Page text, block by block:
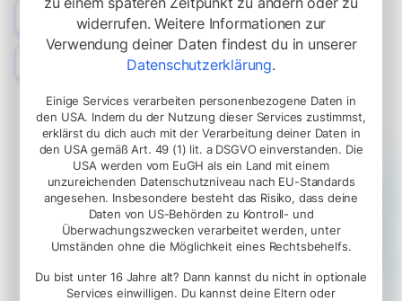
Auto-Status-Update
Bewerbungsstatus automatisch aktualisieren.
Reibungslose Übergänge
widerrufen. Weitere Informationen zur
Verwendung deiner Daten findest du in unserer
Datenschutzerklärung.
Einige Services verarbeiten personenbezogene Daten in
den USA. Indem du der Nutzung dieser Services zustimmst,
erklärst du dich auch mit der Verarbeitung deiner Daten in
den USA gemäß Art. 49 (1) lit. a DSGVO einverstanden. Die
USA werden vom EuGH als ein Land mit einem
unzureichenden Datenschutzniveau nach EU-Standards
angesehen. Insbesondere besteht das Risiko, dass deine
Daten von US-Behörden zu Kontroll- und
Überwachungszwecken verarbeitet werden, unter
Umständen ohne die Möglichkeit eines Rechtsbehelfs.
Du bist unter 16 Jahre alt? Dann kannst du nicht in optionale
Services einwilligen. Du kannst deine Eltern oder